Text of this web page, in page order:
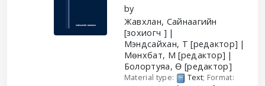
by
Жавхлан, Сайнаагийн
[зохиогч ]
Мэндсайхан, Т [редактор]
Мөнхбат, М [редактор]
Болортуяа, Ө [редактор]
Material type: Text; Format: